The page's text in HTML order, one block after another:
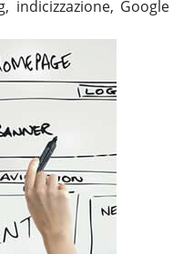
indicizzazione, Google